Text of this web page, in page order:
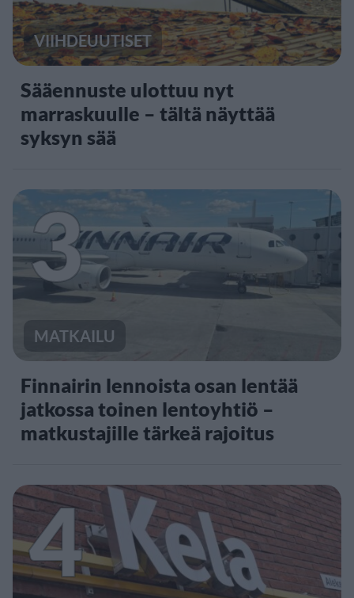
VIIHDEUUTISET
Sääennuste ulottuu nyt
marraskuulle – tältä näyttää
syksyn sää
3
MATKAILU
Finnairin lennoista osan lentää
jatkossa toinen lentoyhtiö –
matkustajille tärkeä rajoitus
4